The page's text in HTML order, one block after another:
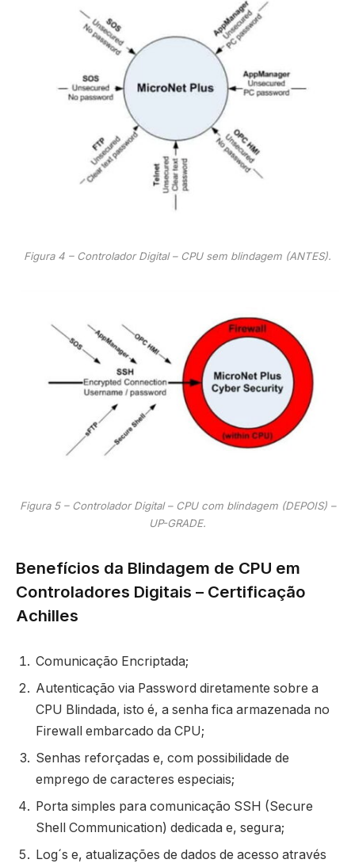
Figura 4 – Controlador Digital – CPU sem blindagem (ANTES).
Figura 5 – Controlador Digital – CPU com blindagem (DEPOIS) –
UP-GRADE.
Benefícios da Blindagem de CPU em
Controladores Digitais – Certificação
Achilles
Comunicação Encriptada;
Autenticação via Password diretamente sobre a
CPU Blindada, isto é, a senha fica armazenada no
Firewall embarcado da CPU;
Senhas reforçadas e, com possibilidade de
emprego de caracteres especiais;
Porta simples para comunicação SSH (Secure
Shell Communication) dedicada e, segura;
Log´s e, atualizações de dados de acesso através